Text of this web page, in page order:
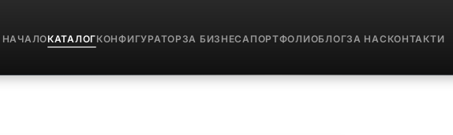
НАЧАЛОКАТАЛОГКОНФИГУРАТОР ЗА БИЗНЕСА ПОРТФОЛИОБЛОГЗА НАС КОНТАКТИ